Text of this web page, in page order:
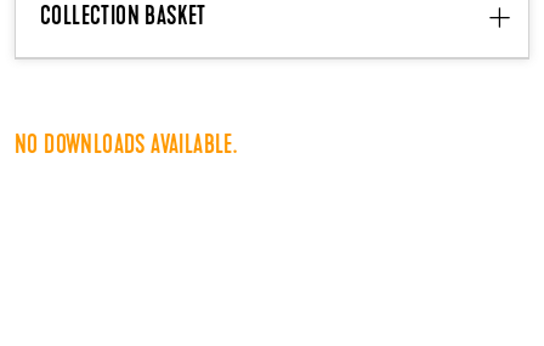
COLLECTION BASKET
NO DOWNLOADS AVAILABLE.